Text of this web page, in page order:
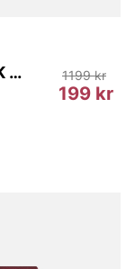
EBBA BLACK JEANS
199 kr
1199 kr